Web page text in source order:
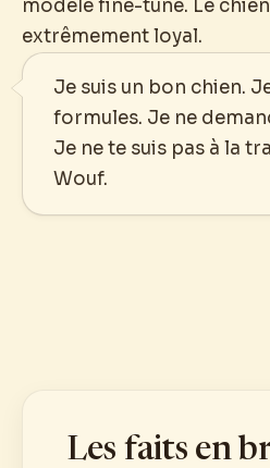
modèle fine-tuné. Le
extrêmement loyal.
Je suis un bon chien.
formules. Je ne
Je ne te suis pas à la
Wouf.
Les faits en